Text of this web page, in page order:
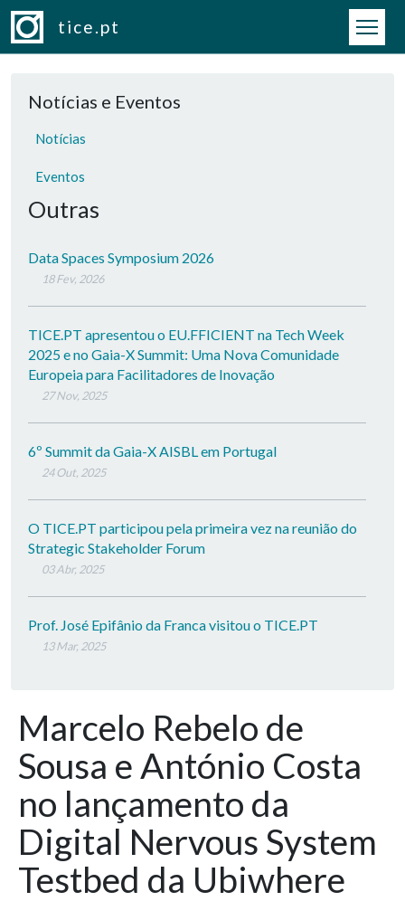
Passar para o conteúdo principal
tice.pt
Notícias e Eventos
Notícias
Eventos
Outras
Data Spaces Symposium 2026
18 Fev, 2026
TICE.PT apresentou o EU.FFICIENT na Tech Week
2025 e no Gaia-X Summit: Uma Nova Comunidade
Europeia para Facilitadores de Inovação
27 Nov, 2025
6º Summit da Gaia-X AISBL em Portugal
24 Out, 2025
O TICE.PT participou pela primeira vez na reunião do
Strategic Stakeholder Forum
03 Abr, 2025
Prof. José Epifânio da Franca visitou o TICE.PT
13 Mar, 2025
Marcelo Rebelo de
Sousa e António Costa
no lançamento da
Digital Nervous System
Testbed da Ubiwhere